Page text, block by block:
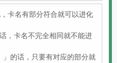
卡名有部分符合就可以进化
，卡名不完全相同就不能进
的话，只要有对应的部分就